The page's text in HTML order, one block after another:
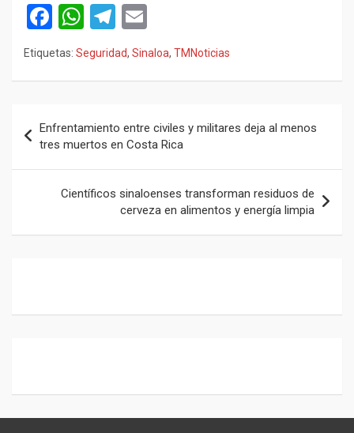
F
a
ce
o
o
k
W
at
A
p
p
T
el
e
a
m
m
ail
Etiquetas: Seguridad, Sinaloa, TMNoticias
de
entradas
Enfrentamiento entre civiles y militares deja al menos
tres muertos en Costa Rica
Científicos sinaloenses transforman residuos de
cerveza en alimentos y energía limpia